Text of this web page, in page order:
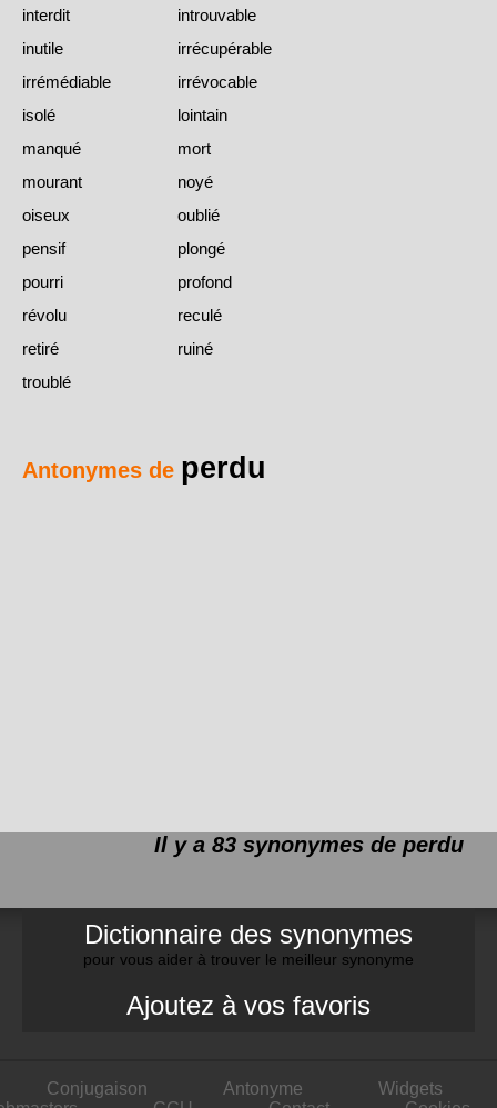
interdit
introuvable
inutile
irrécupérable
irrémédiable
irrévocable
isolé
lointain
manqué
mort
mourant
noyé
oiseux
oublié
pensif
plongé
pourri
profond
révolu
reculé
retiré
ruiné
troublé
Antonymes de perdu
Il y a 83 synonymes de perdu
Dictionnaire des synonymes
pour vous aider à trouver le meilleur synonyme
Ajoutez à vos favoris
Conjugaison Antonyme
Widgets